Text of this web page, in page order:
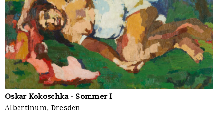
Oskar Kokoschka - Sommer I
Albertinum, Dresden